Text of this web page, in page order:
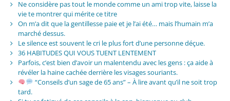
Ne considère pas tout le monde comme un ami trop vite, laisse la
vie te montrer qui mérite ce titre
On m’a dit que la gentillesse paie et je l’ai été… mais l’humain m’a
marché dessus.
Le silence est souvent le cri le plus fort d’une personne déçue.
36 HABITUDES QUI VOUS TUENT LENTEMENT
Parfois, c’est bien d’avoir un malentendu avec les gens : ça aide à
révéler la haine cachée derrière les visages souriants.
“Conseils d’un sage de 65 ans” – À lire avant qu’il ne soit trop
tard.